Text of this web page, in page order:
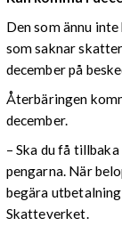
Den som ännu
som saknar
december på
Återbäringen
december.
– Ska du få
pengarna. När
begära
Skatteverket.